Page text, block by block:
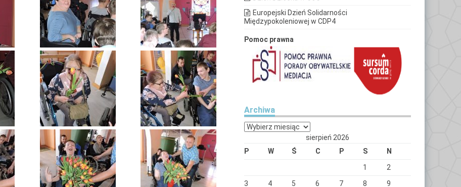
Kluby Seniora
Klub Senior+
Klub Seniora Wieniawa i
Głusk
Klub Seniora Nad
Bystrzycą
Europejski Dzień Solidarności
Międzypokoleniowej w CDP4
Pomoc prawna
Archiwa
Archiwa
sierpień 2026
P
W Ś C P S
N
1
2
3
4 5 6 7 8
9